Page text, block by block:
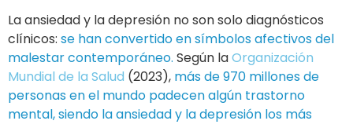
La ansiedad y la depresión no son solo diagnósticos
clínicos: se han convertido en símbolos afectivos del
malestar contemporáneo. Según laOrganización
Mundial de la Salud (2023), más de 970 millones de
personas en el mundo padecen algún trastorno
mental, siendo la ansiedad y la depresión los más